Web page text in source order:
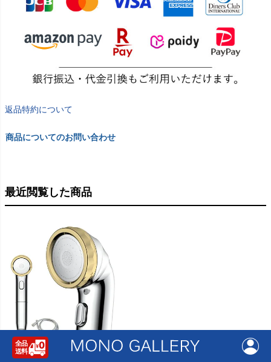
返品特約について
商品についてのお問い合わせ
最近閲覧した商品
ナノバブルシャワー SILKIST ホースセ
ット | バスグッズ・シャワーヘッド